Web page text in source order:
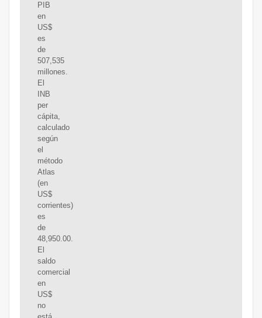
PIB
en
US$
es
de
507,535
millones.
El
INB
per
cápita,
calculado
según
el
método
Atlas
(en
US$
corrientes)
es
de
48,950.00.
El
saldo
comercial
en
US$
no